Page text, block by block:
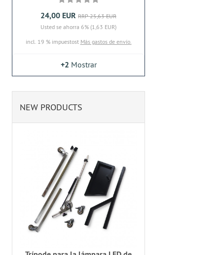
24,00 EUR RRP 25,63 EUR
Usted se ahorra 6% (1,63 EUR)
incl. 19 % impuestost Más gastos de envío.
+2 Mostrar
NEW PRODUCTS